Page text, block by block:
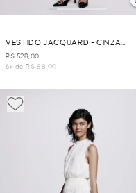
VESTIDO JACQUARD - CINZA
MESCLA
R$ 528,00
6x de R$ 88,00